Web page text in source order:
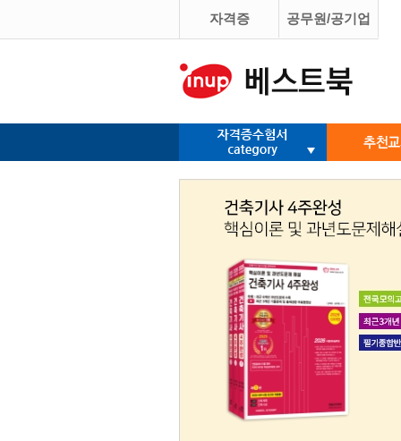
자격증 공무원/공기업